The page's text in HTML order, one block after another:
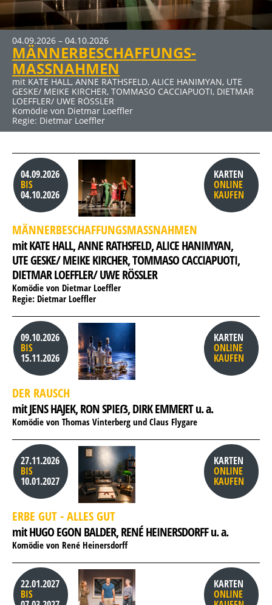
04.09.2026 – 04.10.2026
MÄNNERBESCHAFFUNGS-
MASSNAHMEN
mit KATE HALL, ANNE RATHSFELD, ALICE HANIMYAN, UTE
GESKE/ MEIKE KIRCHER, TOMMASO CACCIAPUOTI, DIETMAR
LOEFFLER/ UWE RÖSSLER
Komödie von Dietmar Loeffler
Regie: Dietmar Loeffler
09.10.2026 – 15.11.2026
DER RAUSCH
mit JENS HAJEK, RON SPIEẞ, DIRK EMMERT u. a.
Komödie von Thomas Vinterberg und Claus Flygare
27.11.2026 – 10.01.2027
ERBE GUT-ALLES GUT
mit HUGO EGON BALDER, RENÉ HEINERSDORFF u. a.
Komödie von René Heinersdorff
22.01.2027 – 07.03.2027
SCHUHE TASCHEN MÄNNER
mit BERNHARD BETTERMANN, NINA PETRI, ANDREAS PETRI
u. a.
Komödie von Stefan Vögel
Regie: Ute Willing
04.09.2026
BIS
04.10.2026
MÄNNERBESCHAFFUNGSMASSNAHMEN
mit KATE HALL, ANNE RATHSFELD, ALICE HANIMYAN,
UTE GESKE/ MEIKE KIRCHER, TOMMASO CACCIAPUOTI,
DIETMAR LOEFFLER/ UWE RÖSSLER
Komödie von Dietmar Loeffler
Regie: Dietmar Loeffler
KARTEN
ONLINE
KAUFEN
09.10.2026
BIS
15.11.2026
DER RAUSCH
mit JENS HAJEK, RON SPIEẞ, DIRK EMMERT u. a.
Komödie von Thomas Vinterberg und Claus Flygare
KARTEN
ONLINE
KAUFEN
27.11.2026
BIS
10.01.2027
ERBE GUT - ALLES GUT
mit HUGO EGON BALDER, RENÉ HEINERSDORFF u. a.
Komödie von René Heinersdorff
KARTEN
ONLINE
KAUFEN
22.01.2027
BIS
KARTEN
ONLINE